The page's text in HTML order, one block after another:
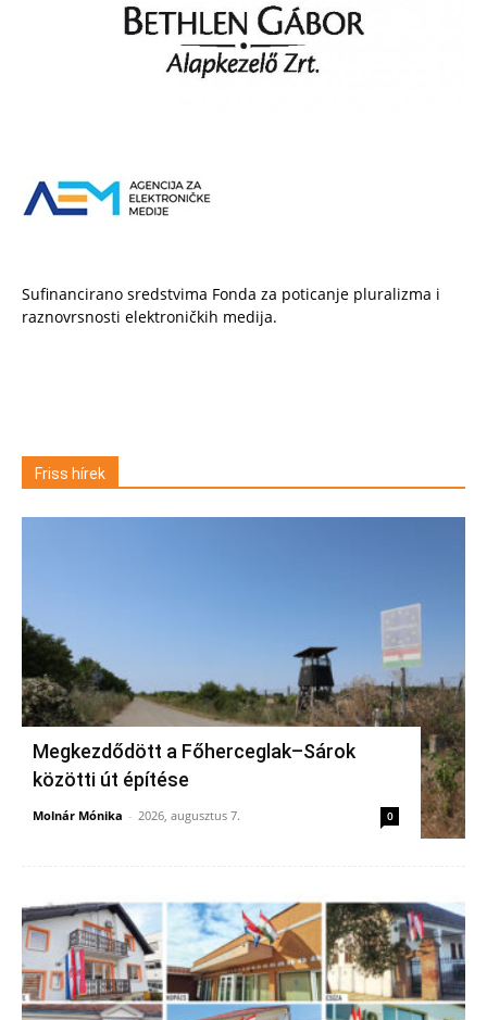
Sufinancirano sredstvima Fonda za poticanje pluralizma i
raznovrsnosti elektroničkih medija.
Friss hírek
Megkezdődött a Főherceglak–Sárok
közötti út építése
Molnár Mónika - 2026, augusztus 7. 0